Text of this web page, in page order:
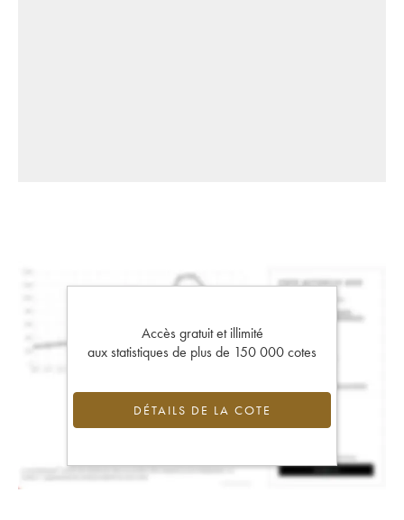
Accès gratuit et illimité
aux statistiques de plus de 150 000 cotes
DÉTAILS DE LA COTE